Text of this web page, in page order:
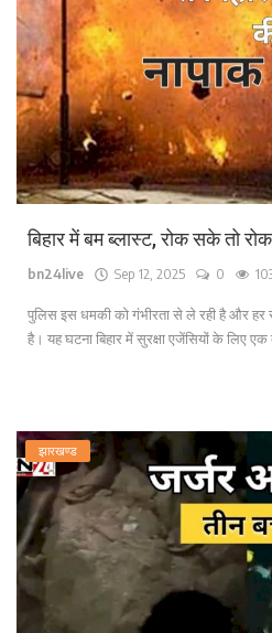
बिहार में बम ब्लास्ट, रोक सके तो
bn24live Sep 12, 2025 0
पुलिस इस धमकी को गंभीरता से ले रही है और हर
है। यह घटना बिहार में सुरक्षा एजेंसियों के लिए एक
झारखण्ड